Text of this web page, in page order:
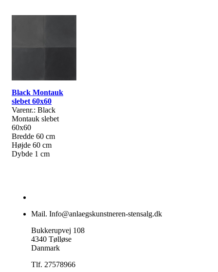
Black Montauk
slebet 60x60
Varenr.: Black
Montauk slebet
60x60
Bredde 60 cm
Højde 60 cm
Dybde 1 cm
Mail. Info@anlaegskunstneren-stensalg.dk
Bukkerupvej 108
4340 Tølløse
Danmark
Tlf. 27578966